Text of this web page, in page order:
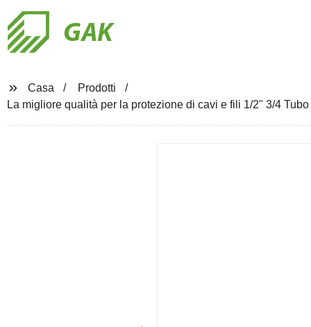
GAK
Casa
Prodotti
La migliore qualità per la protezione di cavi e fili 1/2" 3/4